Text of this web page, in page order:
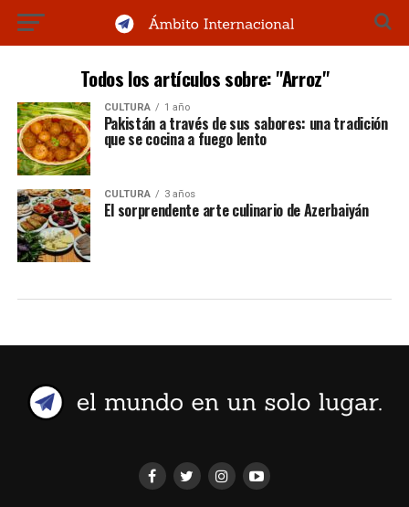
Todos los artículos sobre: "Arroz"
CULTURA 1 año
Pakistán a través de sus sabores: una tradición
que se cocina a fuego lento
CULTURA 3 años
El sorprendente arte culinario de Azerbaiyán